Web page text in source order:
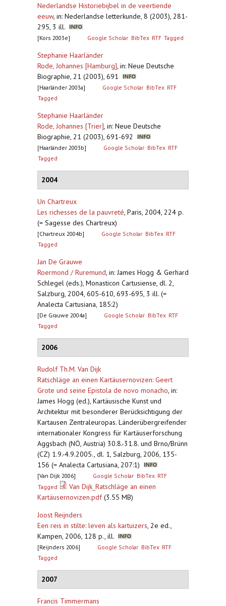
Nederlandse Historiebijbel in de veertiende
eeuw, in: Nederlandse letterkunde, 8 (2003), 281-
295, 3 ill.
[Kors 2003e] Google Scholar BibTex RTF Tagged
Stephanie Haarländer
Rode, Johannes [Hamburg], in: Neue Deutsche
Biographie, 21 (2003), 691
[Haarländer 2003a] Google Scholar BibTex RTF
Tagged
Stephanie Haarländer
Rode, Johannes [Trier], in: Neue Deutsche
Biographie, 21 (2003), 691-692
[Haarländer 2003b] Google Scholar BibTex RTF
Tagged
2004
Un Chartreux
Les richesses de la pauvreté, Paris, 2004, 224 p.
(= Sagesse des Chartreux)
[Chartreux 2004b] Google Scholar BibTex RTF
Tagged
Jan De Grauwe
Roermond / Ruremund, in: James Hogg & Gerhard
Schlegel (eds.), Monasticon Cartusiense, dl. 2,
Salzburg, 2004, 605-610, 693-695, 3 ill. (=
Analecta Cartusiana, 185:2)
[De Grauwe 2004a] Google Scholar BibTex RTF
Tagged
2006
Rudolf Th.M. Van Dijk
Ratschläge an einen Kartäusernovizen: Geert
Grote und seine Epistola de novo monacho, in:
James Hogg (ed.), Kartäusische Kunst und
Architektur mit besonderer Berücksichtigung der
Kartausen Zentraleuropas. Länderübergreifender
internationaler Kongress für Kartäuserforschung
Aggsbach (NÖ, Austria) 30.8.-31.8. und Brno/Brünn
(CZ) 1.9.-4.9.2005., dl. 1, Salzburg, 2006, 135-
156 (= Analecta Cartusiana, 207:1)
[Van Dijk 2006] Google Scholar BibTex RTF
Tagged
Van Dijk_Ratschläge an einen
Kartäusernovizen.pdf(3.55 MB)
Joost Reijnders
Een reis in stilte: leven als kartuizers, 2e ed.,
Kampen, 2006, 128 p., ill.
[Reijnders 2006] Google Scholar BibTex RTF
Tagged
2007
Francis Timmermans